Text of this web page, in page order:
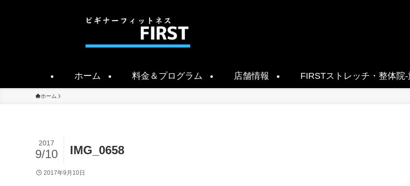
ホーム 料金＆プログラム 店舗情報 FIRSTストレッチ・整体院
ホーム
IMG_0658
2017
9/10
2017年9月10日